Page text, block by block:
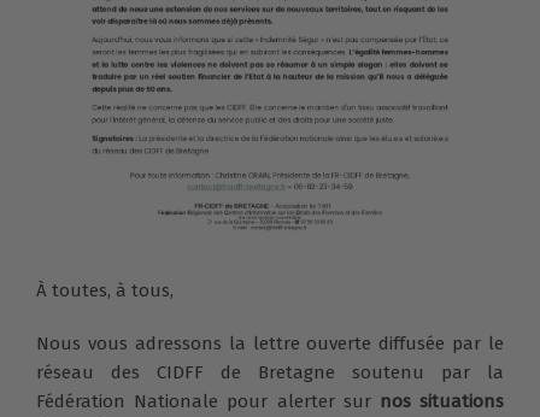
À toutes, à tous,
Nous vous adressons la lettre ouverte diffusée par le
réseau des CIDFF de Bretagne soutenu par la
Fédération Nationale pour alerter sur nos situations